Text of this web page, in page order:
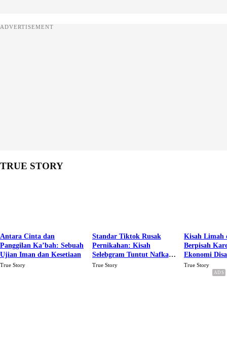
ADVERTISEMENT
TRUE STORY
Antara Cinta dan
Panggilan Ka’bah: Sebuah
Ujian Iman dan Kesetiaan
True Story
Standar Tiktok Rusak
Pernikahan: Kisah
Selebgram Tuntut Nafkah
Rp.15 Juta Perbulan
True Story
Kisah Limah
Berpisah
Ekonomi
Karena Cinta
True Story